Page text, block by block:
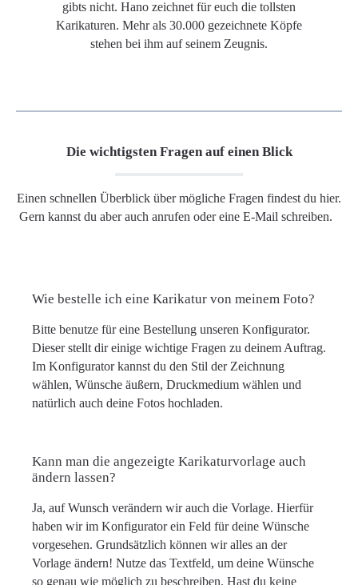
gibts nicht. Hano zeichnet für euch die tollsten
Karikaturen. Mehr als 30.000 gezeichnete Köpfe
stehen bei ihm auf seinem Zeugnis.
Die wichtigsten Fragen auf einen Blick
Einen schnellen Überblick über mögliche Fragen findest du hier.
Gern kannst du aber auch anrufen oder eine E-Mail schreiben.
Wie bestelle ich eine Karikatur von meinem Foto?
Bitte benutze für eine Bestellung unseren Konfigurator.
Dieser stellt dir einige wichtige Fragen zu deinem Auftrag.
Im Konfigurator kannst du den Stil der Zeichnung
wählen, Wünsche äußern, Druckmedium wählen und
natürlich auch deine Fotos hochladen.
Kann man die angezeigte Karikaturvorlage auch
ändern lassen?
Ja, auf Wunsch verändern wir auch die Vorlage. Hierfür
haben wir im Konfigurator ein Feld für deine Wünsche
vorgesehen. Grundsätzlich können wir alles an der
Vorlage ändern! Nutze das Textfeld, um deine Wünsche
so genau wie möglich zu beschreiben. Hast du keine